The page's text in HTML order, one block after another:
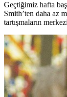
Geçtiğimiz hafta
Smith’ten daha az
tartışmaların